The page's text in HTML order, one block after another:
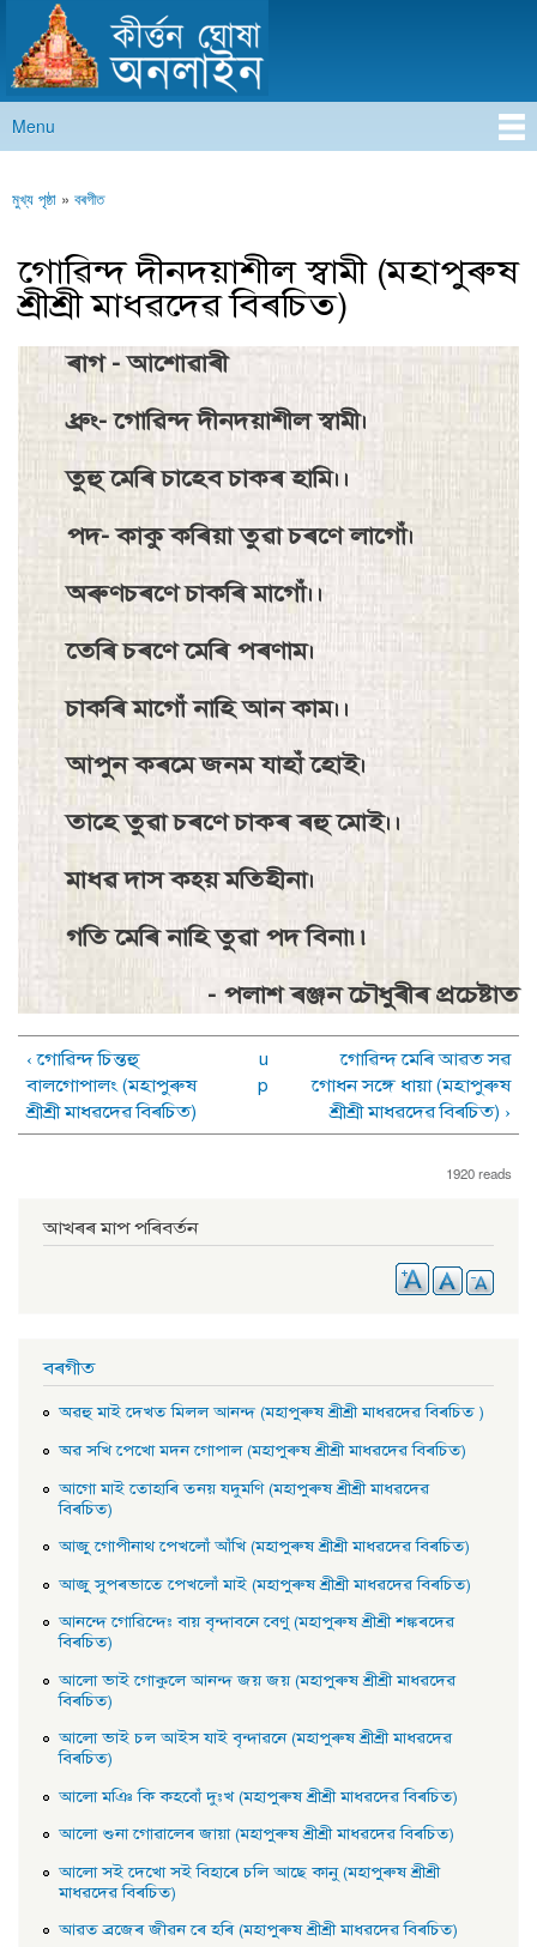
main
content
কীৰ্ত্তন ঘোষা অনলাইন
Main menu
Menu
You are here
মুখ্য পৃষ্ঠা » বৰগীত
গােৱিন্দ দীনদয়াশীল স্বামী (মহাপুৰুষ
শ্ৰীশ্ৰী মাধৱদেৱ বিৰচিত)
ৰাগ - আশােৱাৰী
ধ্ৰুং- গােৱিন্দ দীনদয়াশীল স্বামী।
তুহু মেৰি চাহেব চাকৰ হামি।।
পদ- কাকু কৰিয়া তুৱা চৰণে লাগোঁ।
অৰুণচৰণে চাকৰি মাগোঁ।।
তেৰি চৰণে মেৰি পৰণাম।
চাকৰি মাগোঁ নাহি আন কাম।।
আপুন কৰমে জনম যাহাঁ হােই।
তাহে তুৱা চৰণে চাকৰ ৰহু মােই।।
মাধৱ দাস কহ্য় মতিহীনা।
গতি মেৰি নাহি তুৱা পদ বিনা৷৷
- পলাশ ৰঞ্জন চৌধুৰীৰ প্ৰচেষ্টাত
‹ গােৱিন্দ চিন্তহু
বালগােপালং (মহাপুৰুষ
শ্ৰীশ্ৰী মাধৱদেৱ বিৰচিত)
u
p
গােৱিন্দ মেৰি আৱত সৱ
গােধন সঙ্গে ধায়া (মহাপুৰুষ
শ্ৰীশ্ৰী মাধৱদেৱ বিৰচিত) ›
1920 reads
আখৰৰ মাপ পৰিবৰ্তন
বৰগীত
অৱহু মাই দেখত মিলল আনন্দ (মহাপুৰুষ শ্ৰীশ্ৰী মাধৱদেৱ বিৰচিত )
অৱ সখি পেখাে মদন গােপাল (মহাপুৰুষ শ্ৰীশ্ৰী মাধৱদেৱ বিৰচিত)
আগাে মাই তােহাৰি তনয় যদুমণি (মহাপুৰুষ শ্ৰীশ্ৰী মাধৱদেৱ
বিৰচিত)
আজু গােপীনাথ পেখলোঁ আঁখি (মহাপুৰুষ শ্ৰীশ্ৰী মাধৱদেৱ বিৰচিত)
আজু সুপৰভাতে পেখলোঁ মাই (মহাপুৰুষ শ্ৰীশ্ৰী মাধৱদেৱ বিৰচিত)
আনন্দে গােৱিন্দেঃ বায় বৃন্দাবনে বেণু (মহাপুৰুষ শ্ৰীশ্ৰী শঙ্কৰদেৱ
বিৰচিত)
আলাে ভাই গােকুলে আনন্দ জয় জয় (মহাপুৰুষ শ্ৰীশ্ৰী মাধৱদেৱ
বিৰচিত)
আলাে ভাই চল আইস যাই বৃন্দাৱনে (মহাপুৰুষ শ্ৰীশ্ৰী মাধৱদেৱ
বিৰচিত)
আলাে মঞি কি কহবোঁ দুঃখ (মহাপুৰুষ শ্ৰীশ্ৰী মাধৱদেৱ বিৰচিত)
আলাে শুনা গােৱালেৰ জায়া (মহাপুৰুষ শ্ৰীশ্ৰী মাধৱদেৱ বিৰচিত)
আলাে সই দেখাে সই বিহাৰে চলি আছে কানু (মহাপুৰুষ শ্ৰীশ্ৰী
মাধৱদেৱ বিৰচিত)
আৱত ব্ৰজেৰ জীৱন ৰে হৰি (মহাপুৰুষ শ্ৰীশ্ৰী মাধৱদেৱ বিৰচিত)